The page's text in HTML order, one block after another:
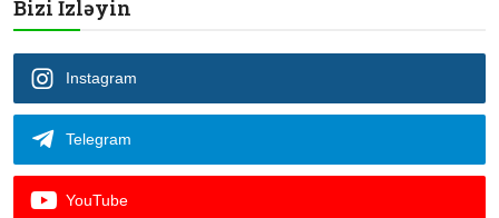
Bizi İzləyin
Instagram
Telegram
YouTube